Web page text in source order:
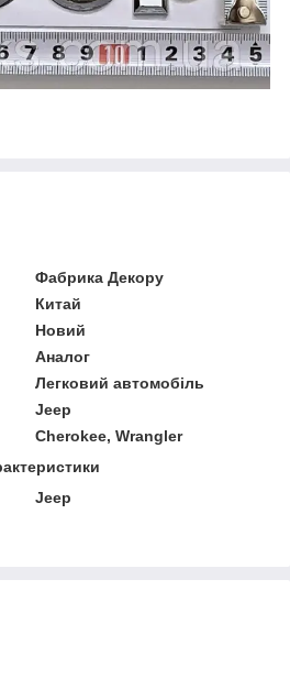
Фабрика Декору
Китай
Новий
Аналог
Легковий автомобіль
Jeep
Cherokee, Wrangler
Jeep